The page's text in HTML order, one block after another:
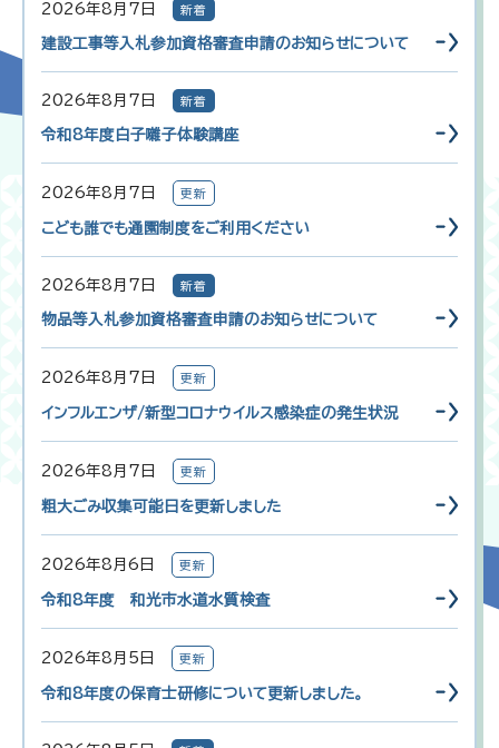
2026年8月7日 新着
建設工事等入札参加資格審査申請のお知らせについて
2026年8月7日 新着
令和8年度白子囃子体験講座
2026年8月7日 更新
こども誰でも通園制度をご利用ください
2026年8月7日 新着
物品等入札参加資格審査申請のお知らせについて
2026年8月7日 更新
インフルエンザ/新型コロナウイルス感染症の発生状況
2026年8月7日 更新
粗大ごみ収集可能日を更新しました
2026年8月6日 更新
令和8年度 和光市水道水質検査
2026年8月5日 更新
令和8年度の保育士研修について更新しました。